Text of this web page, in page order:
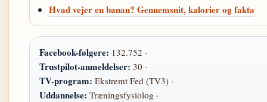
Hvad vejer en banan? Gennemsnit, kalorier og fakta
Facebook-følgere: 132.752 ·
Trustpilot-anmeldelser: 30 ·
TV-program: Ekstremt Fed (TV3) ·
Uddannelse: Træningsfysiolog ·